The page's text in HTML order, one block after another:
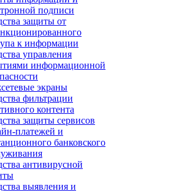
подписи
защиты от
к информации
управления
информационной
экраны
фильтрации
контента
защиты сервисов
платежей и
банковского
антивирусной
выявления и